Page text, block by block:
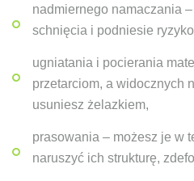
nadmiernego namaczania
schnięcia i podniesie
ugniatania i pocierania
przetarciom, a widocznych
usuniesz żelazkiem,
prasowania – możesz je w
naruszyć ich strukturę,